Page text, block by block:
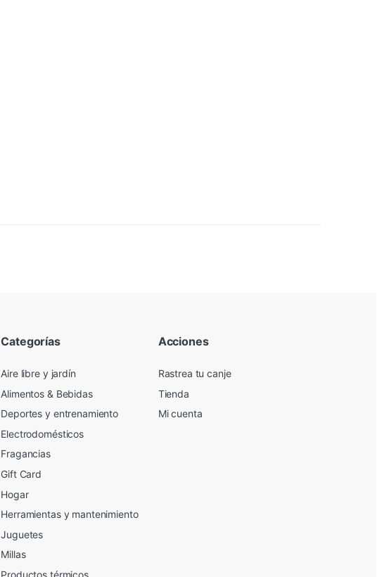
Categorías
Aire libre y jardín
Alimentos & Bebidas
Deportes y entrenamiento
Electrodomésticos
Fragancias
Gift Card
Hogar
Herramientas y mantenimiento
Juguetes
Millas
Productos térmicos
Acciones
Rastrea tu canje
Tienda
Mi cuenta